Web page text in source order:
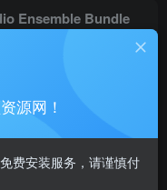
Ensemble Bundle
源网！
费安装服务，请谨慎付